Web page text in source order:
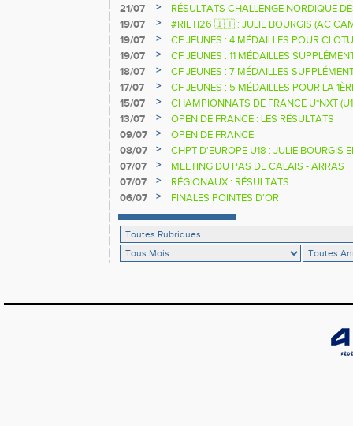
21/07
>
RÉSULTATS CHALLENGE NORDIQUE
2025 2026
19/07 >
#RIETI26 🇮🇹 : JULIE BOURGIS (AC
D'EUROPE U18 DE LA PERCHE
19/07 >
CF JEUNES : 4 MÉDAILLES POUR
19/07
>
CF JEUNES : 11 MÉDAILLES
18/07
>
CF JEUNES : 7 MÉDAILLES
17/07
>
CF JEUNES : 5 MÉDAILLES POUR LA
15/07
>
CHAMPIONNATS DE FRANCE U*NXT
13/07
>
OPEN DE FRANCE : LES RÉSULTATS
09/07
>
OPEN DE FRANCE
08/07
>
CHPT D'EUROPE U18 : JULIE BOURGIS
07/07
>
MEETING DU PAS DE CALAIS - ARRAS
07/07
>
RÉGIONAUX : RÉSULTATS
06/07
> FINALES POINTES D'OR